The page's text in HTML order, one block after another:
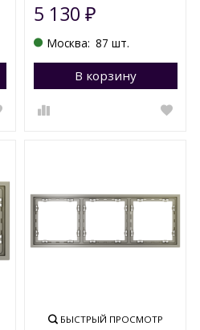
Перейти в корзину
5 130 ₽
Москва: 87 шт.
В корзину
БЫСТРЫЙ ПРОСМОТР